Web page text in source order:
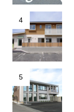
4
5